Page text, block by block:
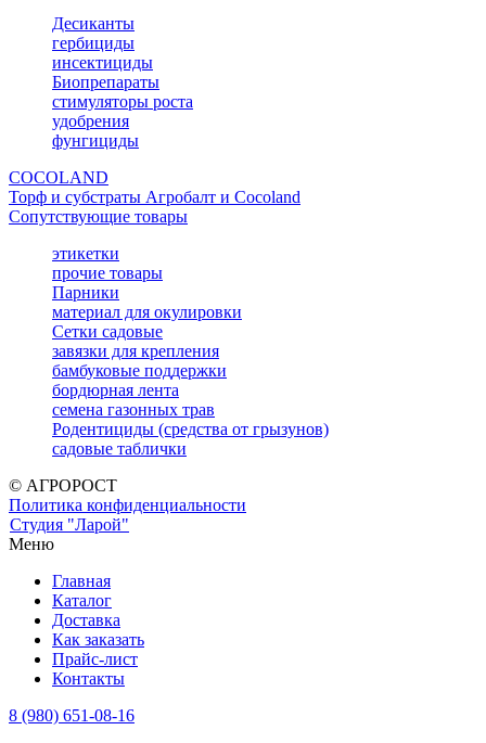
Десиканты
гербициды
инсектициды
Биопрепараты
стимуляторы роста
удобрения
фунгициды
COCOLAND
Торф и субстраты Агробалт и Cocoland
Сопутствующие товары
этикетки
прочие товары
Парники
материал для окулировки
Сетки садовые
завязки для крепления
бамбуковые поддержки
бордюрная лента
семена газонных трав
Родентициды (средства от грызунов)
садовые таблички
© АГРОРОСТ
Политика конфиденциальности
Студия "Ларой"
Меню
Главная
Каталог
Доставка
Как заказать
Прайс-лист
Контакты
8 (980) 651-08-16